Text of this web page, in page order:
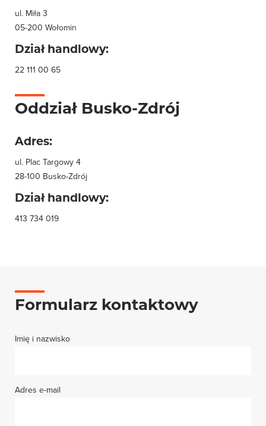
ul. Miła 3
05-200 Wołomin
Dział handlowy:
22 111 00 65
Oddział Busko-Zdrój
Adres:
ul. Plac Targowy 4
28-100 Busko-Zdrój
Dział handlowy:
413 734 019
Formularz kontaktowy
Imię i nazwisko
Adres e-mail